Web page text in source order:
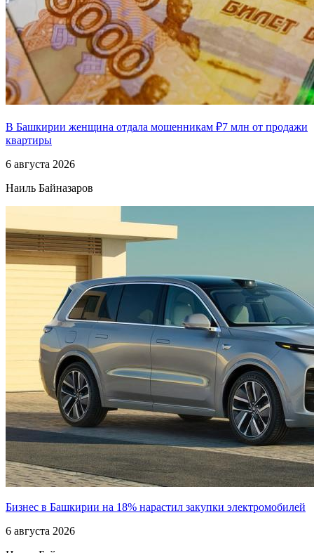
В Башкирии женщина отдала мошенникам ₽7 млн от продажи
квартиры
6 августа 2026
Наиль Байназаров
Бизнес в Башкирии на 18% нарастил закупки электромобилей
6 августа 2026